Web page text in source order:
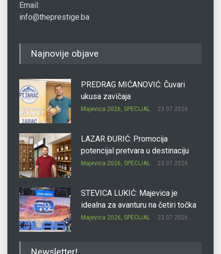
Email:
info@theprestige.ba
Najnovije objave
PREDRAG MIĆANOVIĆ: Čuvari
ukusa zavičaja
Majevica 2026, SPECIJAL 23.07.2026.
LAZAR ĐURIĆ: Promocija
potencijal pretvara u destinaciju
Majevica 2026, SPECIJAL 23.07.2026.
STEVICA LUKIĆ: Majevica je
idealna za avanturu na četiri točka
Majevica 2026, SPECIJAL 23.07.2026.